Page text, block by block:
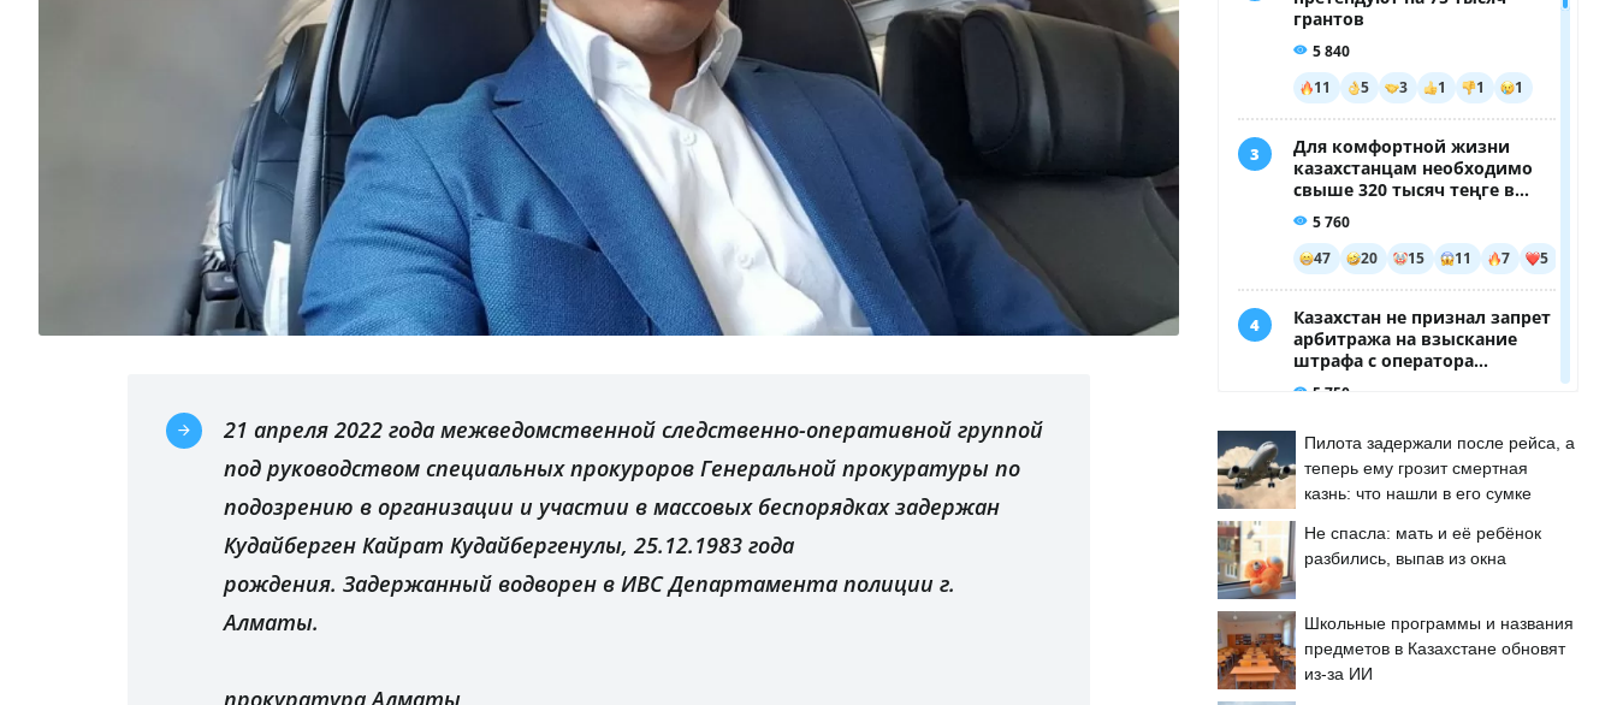
21 апреля 2022 года межведомственной следственно-оперативной группой
под руководством специальных прокуроров Генеральной прокуратуры по
подозрению в организации и участии в массовых беспорядках задержан
Кудайберген Кайрат Кудайбергенулы, 25.12.1983 года
рождения. Задержанный водворен в ИВС Департамента полиции г.
Алматы.
Пилота задержали после рейса, а
теперь ему грозит смертная
казнь: что нашли в его сумке
Не спасла: мать и её ребёнок
разбились, выпав из окна
Школьные программы и названия
предметов в Казахстане обновят
из-за ИИ